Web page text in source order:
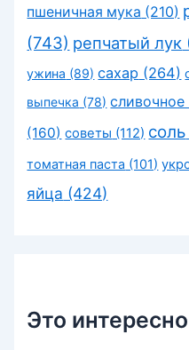
пшеничная мука (210)
(743) репчатый лук
ужина (89) сахар (264)
выпечка (78)
(160) советы (112) соль
томатная паста (101)
яйца (424)
Это интересно